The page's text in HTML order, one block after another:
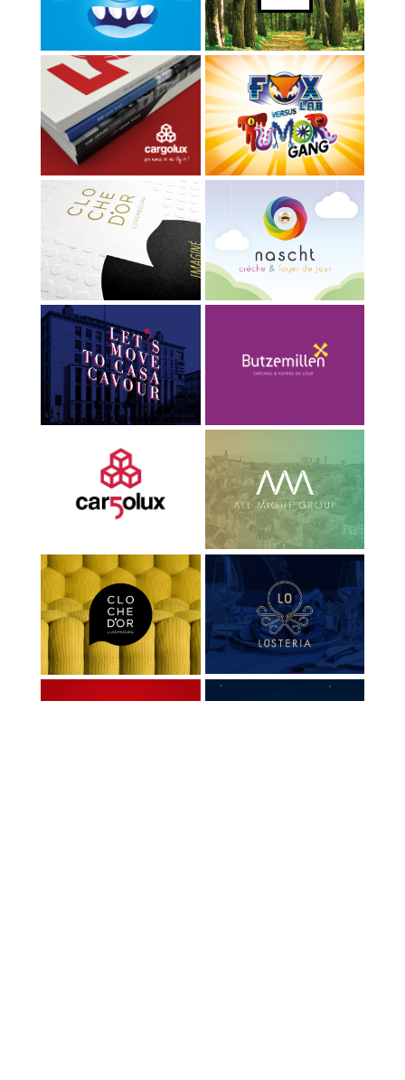
RAPPORT ANNUEL
LIH - JEUX DE SOCIÉTÉ
CLOCHE D'OR IDENTITÉ NASCHT
BROCHURE CA GROUP IDENTITÉ BUTZEMILLEN
50 ANS CARGOLUX ALL MIGHT GROUP
BÂCHES CLOCHE D'OR IDENTITÉ LOSTERIA